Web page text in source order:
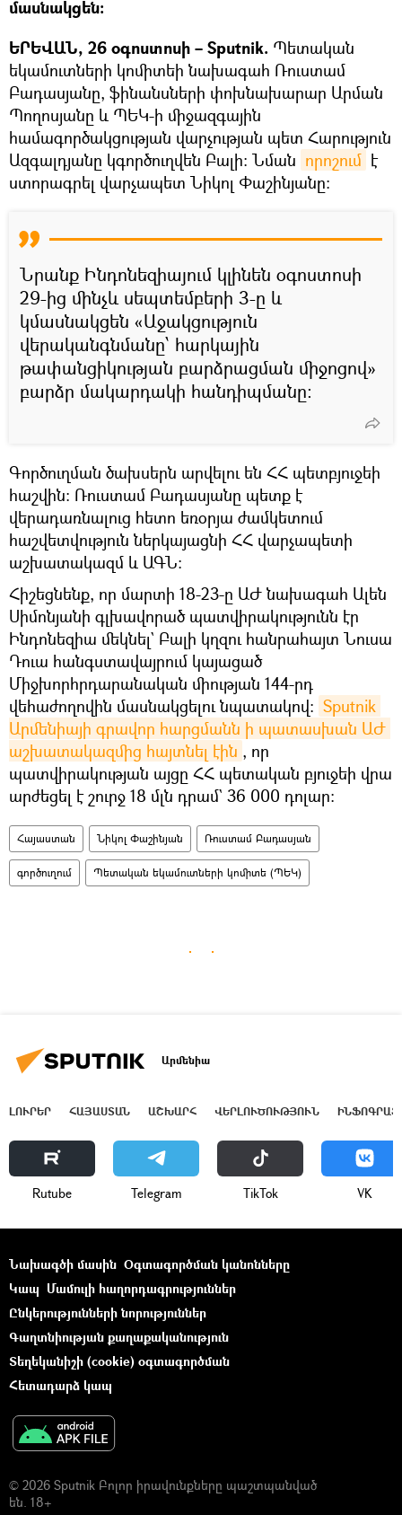
մասնակցեն։
ԵՐԵՎԱՆ, 26 օգոստոսի – Sputnik. Պետական
եկամուտների կոմիտեի նախագահ Ռուստամ
Բադասյանը, ֆինանսների փոխնախարար Արման
Պողոսյանը և ՊԵԿ-ի միջազգային
համագործակցության վարչության պետ Հարություն
Ազգալդյանը կգործուղվեն Բալի։ Նման որոշում է
ստորագրել վարչապետ Նիկոլ Փաշինյանը։
Նրանք Ինդոնեզիայում կլինեն օգոստոսի
29-ից մինչև սեպտեմբերի 3-ը և
կմասնակցեն «Աջակցություն
վերականգնմանը՝ հարկային
թափանցիկության բարձրացման միջոցով»
բարձր մակարդակի հանդիպմանը:
Գործուղման ծախսերն արվելու են ՀՀ պետբյուջեի
հաշվին։ Ռուստամ Բադասյանը պետք է
վերադառնալուց հետո եռօրյա ժամկետում
հաշվետվություն ներկայացնի ՀՀ վարչապետի
աշխատակազմ և ԱԳՆ։
Հիշեցնենք, որ մարտի 18-23-ը ԱԺ նախագահ Ալեն
Սիմոնյանի գլխավորած պատվիրակությունն էր
Ինդոնեզիա մեկնել` Բալի կղզու հանրահայտ Նուսա
Դուա հանգստավայրում կայացած
Միջխորհրդարանական միության 144-րդ
վեհաժողովին մասնակցելու նպատակով։ Sputnik
Արմենիայի գրավոր հարցմանն ի պատասխան ԱԺ
աշխատակազմից հայտնել էին , որ
պատվիրակության այցը ՀՀ պետական բյուջեի վրա
արժեցել է շուրջ 18 մլն դրամ` 36 000 դոլար։
Հայաստան Նիկոլ Փաշինյան Ռուստամ Բադասյան
գործուղում Պետական եկամուտների կոմիտե (ՊԵԿ)
Արմենիա
ԼՈՒՐԵՐ ՀԱՅԱՍՏԱՆ ԱՇԽԱՐՀ ՎԵՐԼՈՒԾՈՒԹՅՈՒՆ
Rutube Telegram ТikТоk VK
Նախագծի մասին Օգտագործման կանոնները
Կապ Մամուլի հաղորդագրություններ
Ընկերությունների նորություններ
Գաղտնիության քաղաքականություն
Տեղեկանիշի (cookie) օգտագործման
Հետադարձ կապ
© 2026 Sputnik Բոլոր իրավունքները պաշտպանված
են. 18+